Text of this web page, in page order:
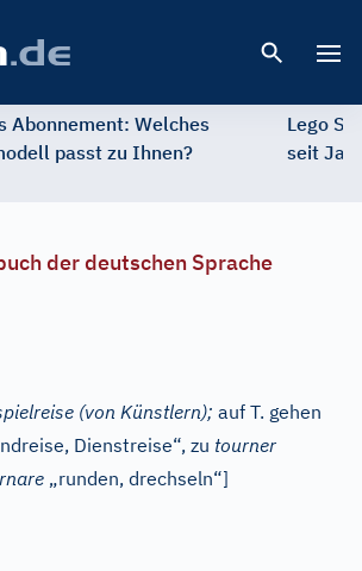
Abonnement: Welches
passt zu Ihnen?
Lego
seit
der deutschen Sprache
(von Künstlern); auf T. gehen
Dienstreise“, zu tourner
„runden, drechseln“]